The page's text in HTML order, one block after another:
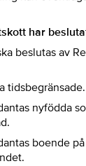
har
beslutas av
tidsbegränsade.
nyfödda
boende på